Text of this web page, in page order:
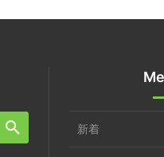
新着